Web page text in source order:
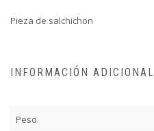
Pieza de salchichon
INFORMACIÓN ADICIONAL
Peso